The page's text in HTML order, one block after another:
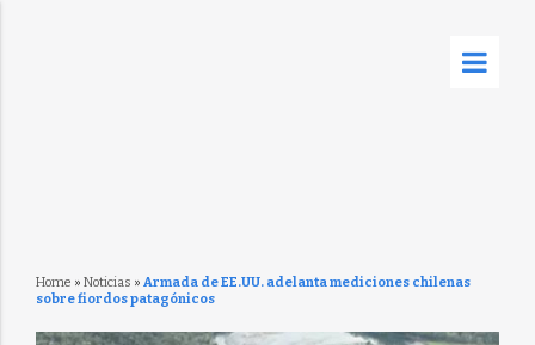
Home » Noticias » Armada de EE.UU. adelanta mediciones chilenas
sobre fiordos patagónicos